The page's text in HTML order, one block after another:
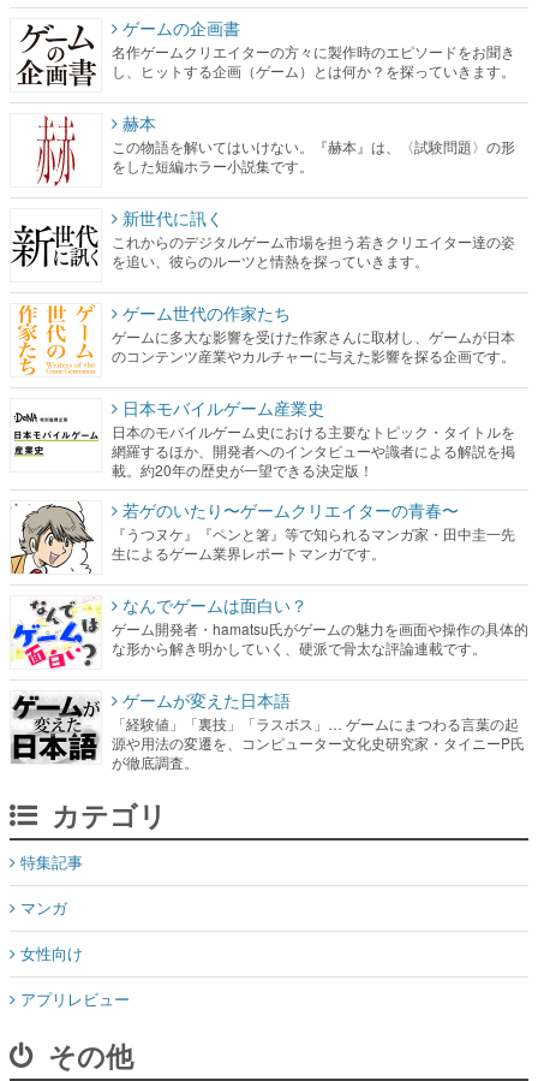
ゲームの企画書
名作ゲームクリエイターの方々に製作時のエピソードをお聞き
し、ヒットする企画（ゲーム）とは何か？を探っていきます。
赫本
この物語を解いてはいけない。『赫本』は、〈試験問題〉の形
をした短編ホラー小説集です。
新世代に訊く
これからのデジタルゲーム市場を担う若きクリエイター達の姿
を追い、彼らのルーツと情熱を探っていきます。
ゲーム世代の作家たち
ゲームに多大な影響を受けた作家さんに取材し、ゲームが日本
のコンテンツ産業やカルチャーに与えた影響を探る企画です。
日本モバイルゲーム産業史
日本のモバイルゲーム史における主要なトピック・タイトルを
網羅するほか、開発者へのインタビューや識者による解説を掲
載。約20年の歴史が一望できる決定版！
若ゲのいたり〜ゲームクリエイターの青春〜
『うつヌケ』『ペンと箸』等で知られるマンガ家・田中圭一先
生によるゲーム業界レポートマンガです。
なんでゲームは面白い？
ゲーム開発者・hamatsu氏がゲームの魅力を画面や操作の具体的
な形から解き明かしていく、硬派で骨太な評論連載です。
ゲームが変えた日本語
「経験値」「裏技」「ラスボス」… ゲームにまつわる言葉の起
源や用法の変遷を、コンピューター文化史研究家・タイニーP氏
が徹底調査。
カテゴリ
特集記事
マンガ
女性向け
アプリレビュー
その他